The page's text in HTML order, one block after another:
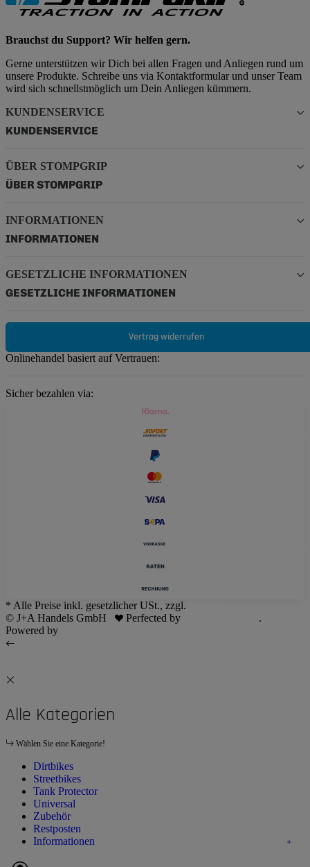
Brauchst du Support? Wir helfen gern.
Gerne unterstützen wir Dich bei allen Fragen und Anliegen rund um
unsere Produkte. Schreibe uns via Kontaktformular und unser Team
wird sich schnellstmöglich um Dein Anliegen kümmern.
KUNDENSERVICE
KUNDENSERVICE
ÜBER STOMPGRIP
ÜBER STOMPGRIP
INFORMATIONEN
INFORMATIONEN
GESETZLICHE INFORMATIONEN
GESETZLICHE INFORMATIONEN
Vertrag widerrufen
Onlinehandel basiert auf Vertrauen:
Sicher bezahlen via:
* Alle Preise inkl. gesetzlicher USt., zzgl.
© J+A Handels GmbH
Perfected by
.
Powered by
Alle Kategorien
Wählen Sie eine Kategorie!
Dirtbikes
Streetbikes
Tank Protector
Universal
Zubehör
Restposten
Informationen